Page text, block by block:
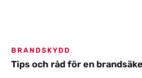
BRANDSKYDD
Tips och råd för en